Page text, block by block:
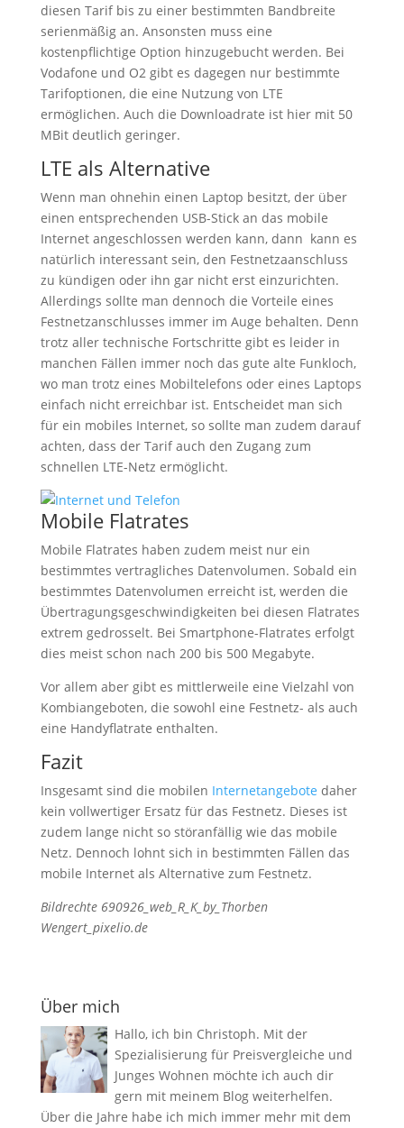
diesen Tarif bis zu einer bestimmten Bandbreite
serienmäßig an. Ansonsten muss eine
kostenpflichtige Option hinzugebucht werden. Bei
Vodafone und O2 gibt es dagegen nur bestimmte
Tarifoptionen, die eine Nutzung von LTE
ermöglichen. Auch die Downloadrate ist hier mit 50
MBit deutlich geringer.
LTE als Alternative
Wenn man ohnehin einen Laptop besitzt, der über
einen entsprechenden USB-Stick an das mobile
Internet angeschlossen werden kann, dann kann es
natürlich interessant sein, den Festnetzaanschluss
zu kündigen oder ihn gar nicht erst einzurichten.
Allerdings sollte man dennoch die Vorteile eines
Festnetzanschlusses immer im Auge behalten. Denn
trotz aller technische Fortschritte gibt es leider in
manchen Fällen immer noch das gute alte Funkloch,
wo man trotz eines Mobiltelefons oder eines Laptops
einfach nicht erreichbar ist. Entscheidet man sich
für ein mobiles Internet, so sollte man zudem darauf
achten, dass der Tarif auch den Zugang zum
schnellen LTE-Netz ermöglicht.
Mobile Flatrates
Mobile Flatrates haben zudem meist nur ein
bestimmtes vertragliches Datenvolumen. Sobald ein
bestimmtes Datenvolumen erreicht ist, werden die
Übertragungsgeschwindigkeiten bei diesen Flatrates
extrem gedrosselt. Bei Smartphone-Flatrates erfolgt
dies meist schon nach 200 bis 500 Megabyte.
Vor allem aber gibt es mittlerweile eine Vielzahl von
Kombiangeboten, die sowohl eine Festnetz- als auch
eine Handyflatrate enthalten.
Fazit
Insgesamt sind die mobilen Internetangebote daher
kein vollwertiger Ersatz für das Festnetz. Dieses ist
zudem lange nicht so störanfällig wie das mobile
Netz. Dennoch lohnt sich in bestimmten Fällen das
mobile Internet als Alternative zum Festnetz.
Bildrechte 690926_web_R_K_by_Thorben
Wengert_pixelio.de
Über mich
Hallo, ich bin Christoph. Mit der
Spezialisierung für Preisvergleiche und
Junges Wohnen möchte ich auch dir
gern mit meinem Blog weiterhelfen.
Über die Jahre habe ich mich immer mehr mit dem